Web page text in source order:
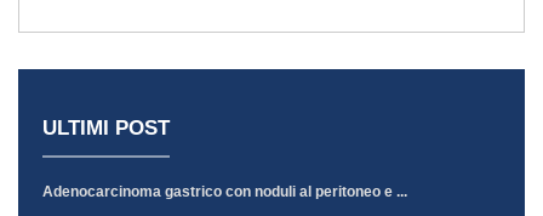
ULTIMI POST
Adenocarcinoma gastrico con noduli al peritoneo e ...